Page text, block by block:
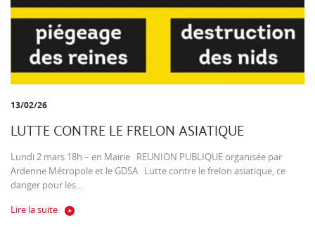
13/02/26
LUTTE CONTRE LE FRELON ASIATIQUE
Lundi 2 mars 18h – en Mairie REUNION PUBLIQUE organisée par
Ardenne Métropole et le GDSA Lutte contre le frelon asiatique, ce
danger pour les...
Lire la suite